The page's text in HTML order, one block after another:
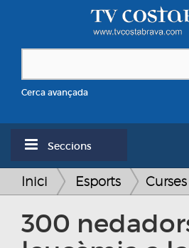
Cerca avançada
Seccions
Inici Esports Curses
300